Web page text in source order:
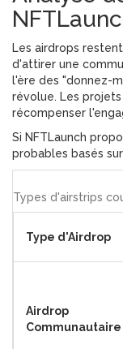
Les airdrops
d'attirer une
l'ère des "donnez-
révolue. Les
récompenser
Si NFTLaunch
probables basés
Types d'airstrips
Type d'Airdrop
Airdrop
Communautaire